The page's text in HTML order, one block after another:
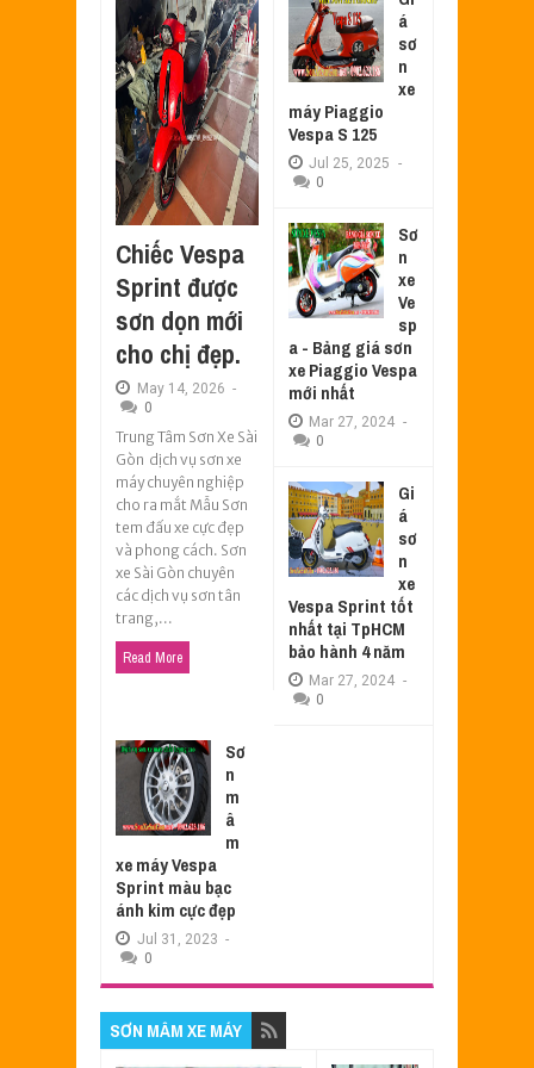
Chiếc Vespa
Sprint được
sơn dọn mới
cho chị đẹp.
May 14, 2026 -
0
Trung Tâm Sơn Xe Sài
Gòn dịch vụ sơn xe
máy chuyên nghiệp
cho ra mắt Mẫu Sơn
tem đấu xe cực đẹp
và phong cách. Sơn
xe Sài Gòn chuyên
các dịch vụ sơn tân
trang,...
Read More
á
sơ
n
xe
máy Piaggio
Vespa S 125
Jul 25, 2025 -
0
Sơ
n
xe
Ve
sp
a - Bảng giá sơn
xe Piaggio Vespa
mới nhất
Mar 27, 2024 -
0
Gi
á
sơ
n
xe
Vespa Sprint tốt
nhất tại TpHCM
bảo hành 4 năm
Mar 27, 2024 -
0
Sơ
n
m
â
m
xe máy Vespa
Sprint màu bạc
ánh kim cực đẹp
Jul 31, 2023 -
0
SƠN MÂM XE MÁY